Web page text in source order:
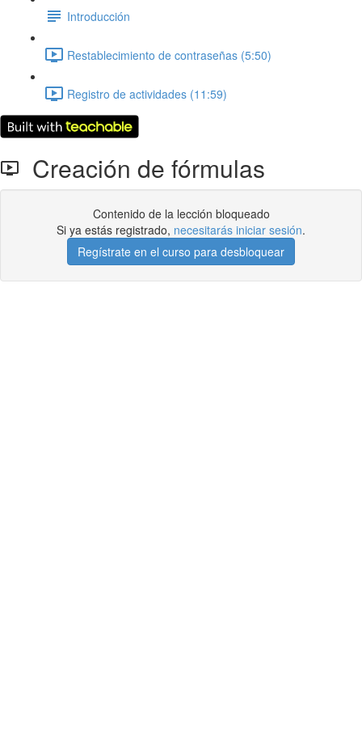
Introducción
Restablecimiento de contraseñas (5:50)
Registro de actividades (11:59)
Creación de fórmulas
Contenido de la lección bloqueado
Si ya estás registrado, necesitarás iniciar sesión.
Regístrate en el curso para desbloquear